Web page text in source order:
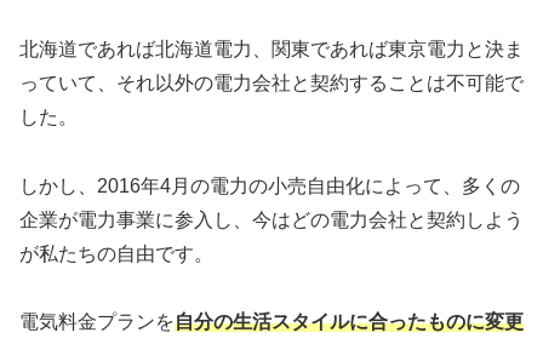
北海道であれば北海道電力、関東であれば東京電力と決ま
っていて、それ以外の電力会社と契約することは不可能で
した。
しかし、2016年4月の電力の小売自由化によって、多くの
企業が電力事業に参入し、今はどの電力会社と契約しよう
が私たちの自由です。
電気料金プランを自分の生活スタイルに合ったものに変更